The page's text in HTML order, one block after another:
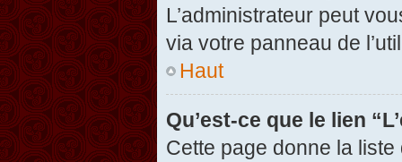
L’administrateur peut
via votre panneau de
Haut
Qu’est-ce que le lien
Cette page donne la